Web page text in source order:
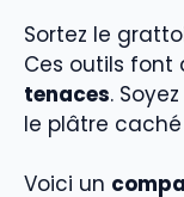
Sortez le
Ces outils font
tenaces.
le plâtre
Voici un